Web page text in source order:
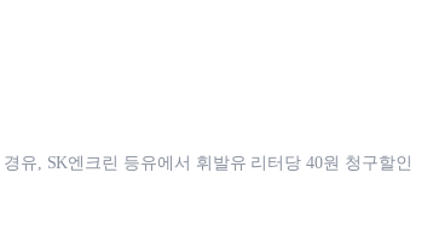
유, SK엔크린 등유에서 휘발유 리터당 40원 청구할인